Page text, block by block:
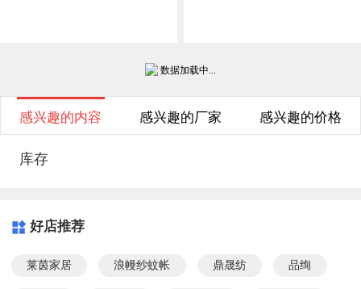
数据加载中...
感兴趣的内容 感兴趣的厂家 感兴趣的价格
库存
好店推荐
莱茵家居 浪幔纱蚊帐 鼎晟纺 品绚